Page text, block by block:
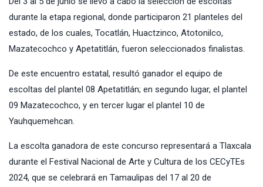
durante la etapa regional, donde participaron 21 planteles del
estado, de los cuales, Tocatlán, Huactzinco, Atotonilco,
Mazatecochco y Apetatitlán, fueron seleccionados finalistas.
De este encuentro estatal, resultó ganador el equipo de
escoltas del plantel 08 Apetatitlán; en segundo lugar, el plantel
09 Mazatecochco, y en tercer lugar el plantel 10 de
Yauhquemehcan.
La escolta ganadora de este concurso representará a Tlaxcala
durante el Festival Nacional de Arte y Cultura de los CECyTEs
2024, que se celebrará en Tamaulipas del 17 al 20 de